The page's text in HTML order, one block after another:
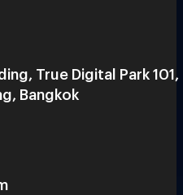
True Digital Park 101,
Bangkok